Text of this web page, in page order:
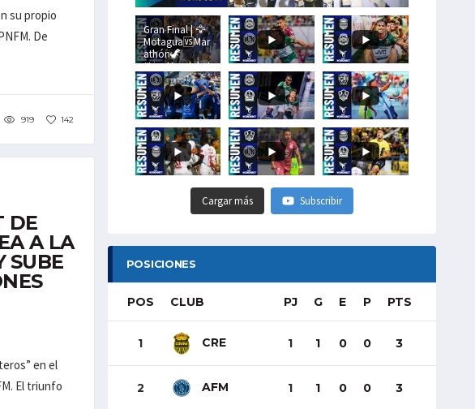
su propio
De
919 142
DE
A LA
SUBE
en el
El triunfo
Gran Final | 🦅
Motagua🆚Mar
athón🦖
#LigaHondubet
Cargar más Subscribir
POSICIONES
POS CLUB PJ G E P PTS
1 CRE 1 1 0 0 3
2 AFM 1 1 0 0 3